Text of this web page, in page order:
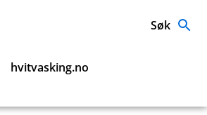
hvitvasking.no
Søk